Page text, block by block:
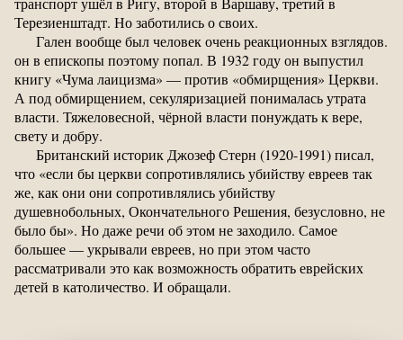
Терезиенштадт. Но заботились о своих.
Гален вообще был человек очень реакционных взглядов.
он в епископы поэтому попал. В 1932 году он выпустил
книгу «Чума лаицизма» — против «обмирщения» Церкви.
А под обмирщением, секуляризацией понималась утрата
власти. Тяжеловесной, чёрной власти понуждать к вере,
свету и добру.
Британский историк Джозеф Стерн (1920-1991) писал,
что «если бы церкви сопротивлялись убийству евреев так
же, как они они сопротивлялись убийству
душевнобольных, Окончательного Решения, безусловно, не
было бы». Но даже речи об этом не заходило. Самое
большее — укрывали евреев, но при этом часто
рассматривали это как возможность обратить еврейских
детей в католичество. И обращали.